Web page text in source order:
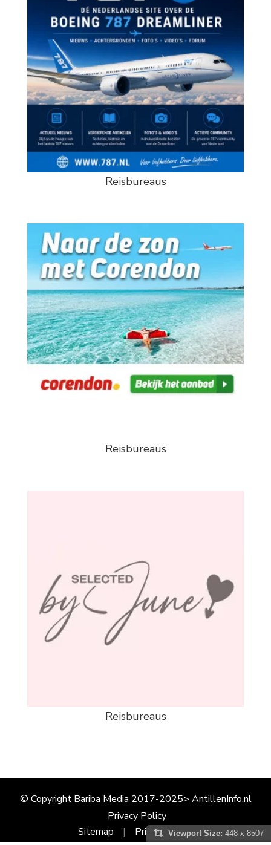
Reisbureaus
Reisbureaus
Reisbureaus
© Copyright Bariba Media 2017-2025> AntillenInfo.nl
Privacy Policy
Sitemap
Privacy PolicyViewport Size: 448 x 8507